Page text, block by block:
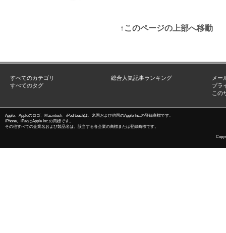
↑このページの上部へ移動
すべてのカテゴリ
すべてのタグ
総合人気記事ランキング
メー
プラ
この
Apple、Appleのロゴ、Macintosh、iPod touchは、米国および他国のApple Inc.の登録商標です。
iPhone、iPadはApple Inc.の商標です。
その他すべての企業名および製品名は、該当する各企業の商標または登録商標です。